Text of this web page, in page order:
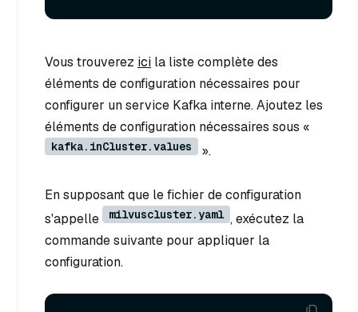
Vous trouverez ici la liste complète des
éléments de configuration nécessaires pour
configurer un service Kafka interne. Ajoutez les
éléments de configuration nécessaires sous «
kafka.inCluster.values ».
En supposant que le fichier de configuration
s'appelle
milvuscluster.yaml , exécutez la
commande suivante pour appliquer la
configuration.